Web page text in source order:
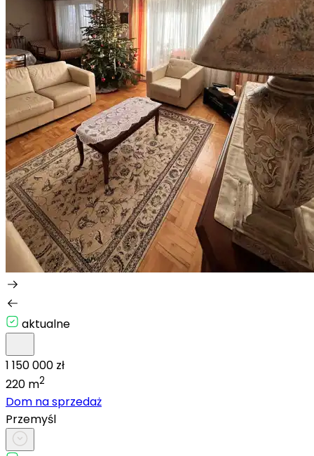
aktualne
1 150 000 zł
220 m2
Dom na sprzedaż
Przemyśl